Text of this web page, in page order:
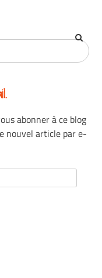
abonner à ce blog
nouvel article par e-